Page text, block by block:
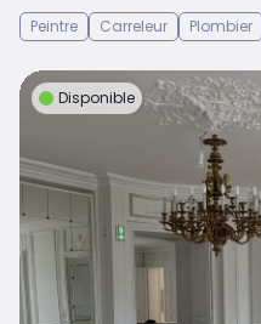
Peintre
Carreleur Plombier
Disponible